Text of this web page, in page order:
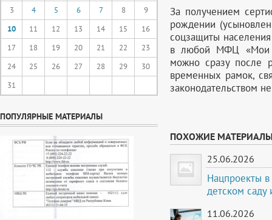
3
4 5 6 7 8
9
10
11 12 13 14 15
16
17
18 19 20 21 22
23
24
25 26 27 28 29
30
31
ПОПУЛЯРНЫЕ МАТЕРИАЛЫ
За получением
рождении
соцзащиты
в любой МФЦ «Мои
можно сразу после
временных рамок,
законодательством
ПОХОЖИЕ
25.06.2026
Нацпроекты
детском
11.06.2026